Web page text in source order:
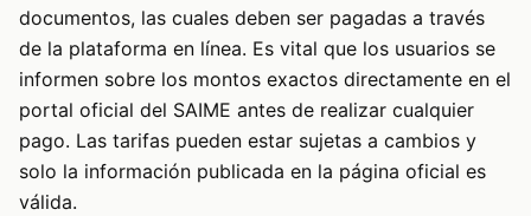
documentos, las cuales deben ser pagadas a través
de la plataforma en línea. Es vital que los usuarios se
informen sobre los montos exactos directamente en el
portal oficial del SAIME antes de realizar cualquier
pago. Las tarifas pueden estar sujetas a cambios y
solo la información publicada en la página oficial es
válida.